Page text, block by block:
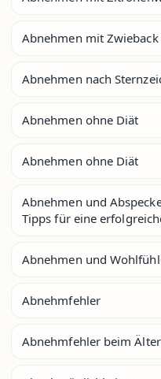
Abnehmen mit Zwieback
Abnehmen nach
Abnehmen ohne Diät
Abnehmen ohne Diät
Abnehmen und
Tipps für eine
Abnehmen und
Abnehmfehler
Abnehmfehler beim